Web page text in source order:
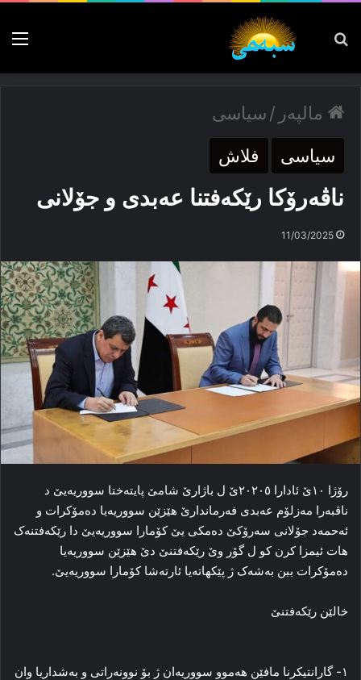
پەیدا بکە
مالپەر /سیاسی
سیاسی فلاش
ناڤەرۆکا رێکەفتنا عەبدی و جۆلانی
11/03/2025
رۆژا ١٠ێ ئادارا ٢٠٢٠٥ێ ل باژارێ شامێ پایتەختا سووریەیێ د
ناڤبەرا مەزلۆم عەبدی فەرماندارێ هێزێن سووریەیا دەمۆکرات و
ئەحمەد جۆلانی سەرۆکێ دەمکی یێ کۆمارا سووریەیێ دا رێکەفتنەک
هات ئیمزا کرن کو ل گۆر وێ رێکەفتنێ دێ هێزێن سووریەیا
دەمۆکرات ببن بەشەک ژ پێکهاتەیا ئارتەشا کۆمارا سووریەیێ.
خالێن رێکەفتنێ
۱- گارانتیکرنا مافێن هه‌موو سووریەان ژ بۆ نوونه‌راتی و به‌شداریا وان